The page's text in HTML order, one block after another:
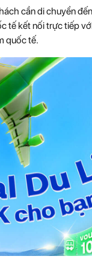
cần di chuyển
tế kết nối trực tiếp
quốc tế.